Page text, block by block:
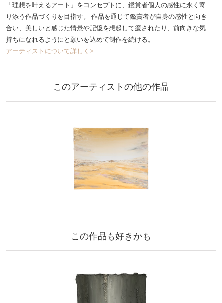
「理想を叶えるアート」をコンセプトに、鑑賞者個人の感性に永く寄
り添う作品づくりを目指す。 作品を通じて鑑賞者が自身の感性と向き
合い、美しいと感じた情景や記憶を想起して癒されたり、前向きな気
持ちになれるようにと願いを込めて制作を続ける。
アーティストについて詳しく>
このアーティストの他の作品
この作品も好きかも